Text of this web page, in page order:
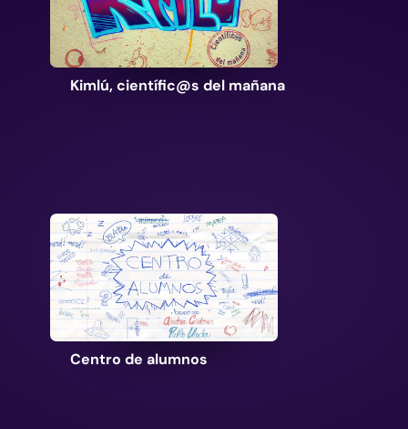
Kimlú, científic@s del mañana
Centro de alumnos